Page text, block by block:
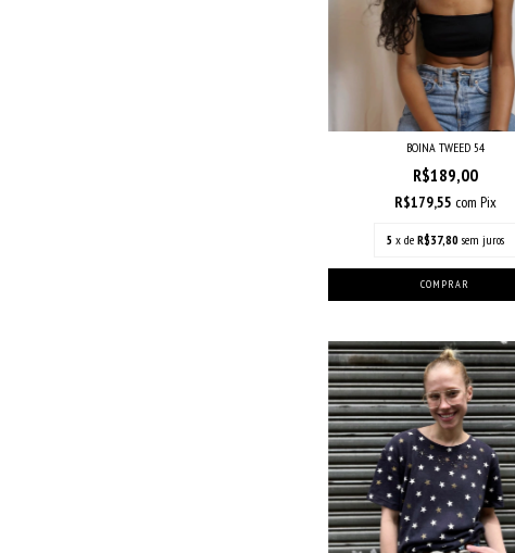
BOINA TWEED 54
R$189,00
R$179,55 com Pix
5 x deR$37,80 sem juros